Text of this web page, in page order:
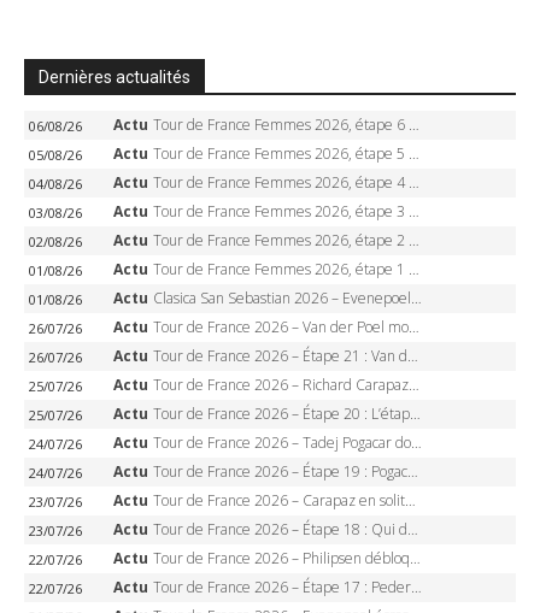
Dernières actualités
06/08/26 Actu Tour de France Femmes 2026, étape 6 – Kim Le Court-Pienaar gagne à Tournon, Reusser en jaune
05/08/26 Actu Tour de France Femmes 2026, étape 5 – Demi Vollering gagne à Belleville, Reusser en jaune, Ferrand-Prévot coule
04/08/26 Actu Tour de France Femmes 2026, étape 4 – Marlen Reusser écrase le chrono, Ferrand-Prévot en crise
03/08/26 Actu Tour de France Femmes 2026, étape 3 – Sigrid Haugset en solitaire, 88 km d’échappée, maillot jaune
02/08/26 Actu Tour de France Femmes 2026, étape 2 – Lorena Wiebes doublé à Genève, Markus héroïque, 7e record
01/08/26 Actu Tour de France Femmes 2026, étape 1 – Lorena Wiebes intouchable à Lausanne, premier maillot jaune
01/08/26 Actu Clasica San Sebastian 2026 – Evenepoel recordman, 4e victoire, Carapaz battu au sprint
26/07/26 Actu Tour de France 2026 – Van der Poel monumental à Paris, Pogacar égale le record des cinq sacres
26/07/26 Actu Tour de France 2026 – Étape 21 : Van der Poel, Pogacar, qui succédera à Wout van Aert sur les Champs-Elysées ?
25/07/26 Actu Tour de France 2026 – Richard Carapaz roi des Alpes, doublé et maillot à pois, Seixas perd le podium
25/07/26 Actu Tour de France 2026 – Étape 20 : L’étape reine, Galibier, Sarenne, Alpe d’Huez, qui succédera à Pogacar ?
24/07/26 Actu Tour de France 2026 – Tadej Pogacar dompte l’Alpe d’Huez, 5e victoire, record de Pantani pulvérisé
24/07/26 Actu Tour de France 2026 – Étape 19 : Pogacar peut-il enfin dompter l’Alpe d’Huez ?
23/07/26 Actu Tour de France 2026 – Carapaz en solitaire à Orcières-Merlette, Paret-Peintre à un point du maillot à pois
23/07/26 Actu Tour de France 2026 – Étape 18 : Qui domptera Orcières-Merlette, première marche vers l’Alpe d’Huez ?
22/07/26 Actu Tour de France 2026 – Philipsen débloque son compteur à Voiron, Pedersen en danger pour le maillot vert
22/07/26 Actu Tour de France 2026 – Étape 17 : Pedersen peut-il verrouiller le maillot vert à Voiron ?